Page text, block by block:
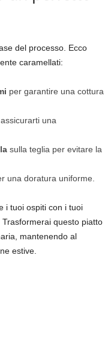
del processo. Ecco
caramellati:
per garantire una cottura
una
sulla teglia per evitare la
una doratura uniforme.
i tuoi ospiti con i tuoi
Trasformerai questo piatto
mantenendo al
estive.